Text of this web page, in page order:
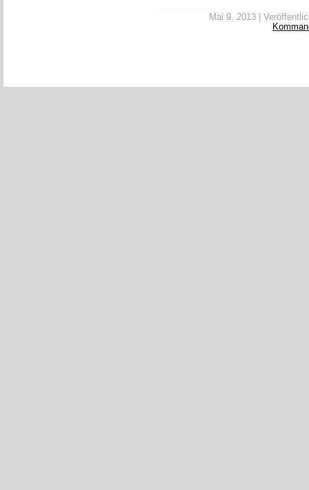
Mai 9, 2013 |